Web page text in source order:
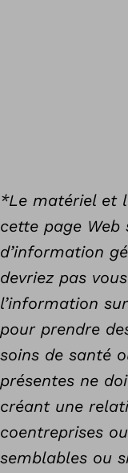
*Le matériel et
cette page
d’information
devriez pas
l’information
pour prendre
soins de santé
présentes ne
créant une
coentreprises
semblables ou